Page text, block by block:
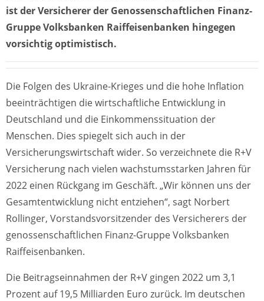
ist der Versicherer der Genossenschaftlichen Finanz-
Gruppe Volksbanken Raiffeisenbanken hingegen
vorsichtig optimistisch.
Die Folgen des Ukraine-Krieges und die hohe Inflation
beeinträchtigen die wirtschaftliche Entwicklung in
Deutschland und die Einkommenssituation der
Menschen. Dies spiegelt sich auch in der
Versicherungswirtschaft wider. So verzeichnete die R+V
Versicherung nach vielen wachstumsstarken Jahren für
2022 einen Rückgang im Geschäft. „Wir können uns der
Gesamtentwicklung nicht entziehen“, sagt Norbert
Rollinger, Vorstandsvorsitzender des Versicherers der
genossenschaftlichen Finanz-Gruppe Volksbanken
Raiffeisenbanken.
Die Beitragseinnahmen der R+V gingen 2022 um 3,1
Prozent auf 19,5 Milliarden Euro zurück. Im deutschen